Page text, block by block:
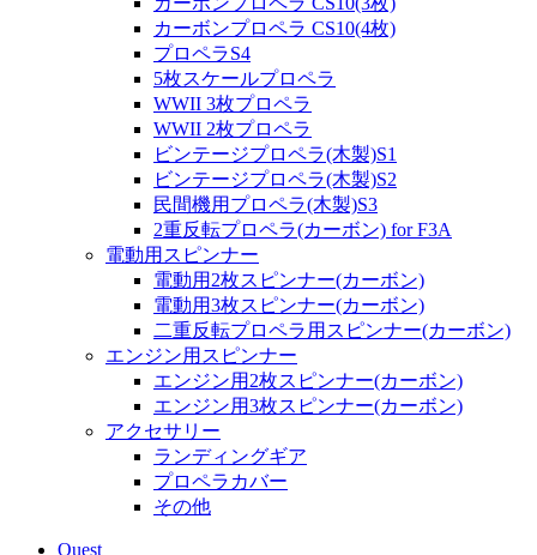
カーボンプロペラ CS10(4枚)
プロペラS4
5枚スケールプロペラ
WWII 3枚プロペラ
WWII 2枚プロペラ
ビンテージプロペラ(木製)S1
ビンテージプロペラ(木製)S2
民間機用プロペラ(木製)S3
2重反転プロペラ(カーボン) for F3A
電動用スピンナー
電動用2枚スピンナー(カーボン)
電動用3枚スピンナー(カーボン)
二重反転プロペラ用スピンナー(カーボン)
エンジン用スピンナー
エンジン用2枚スピンナー(カーボン)
エンジン用3枚スピンナー(カーボン)
アクセサリー
ランディングギア
プロペラカバー
その他
Quest